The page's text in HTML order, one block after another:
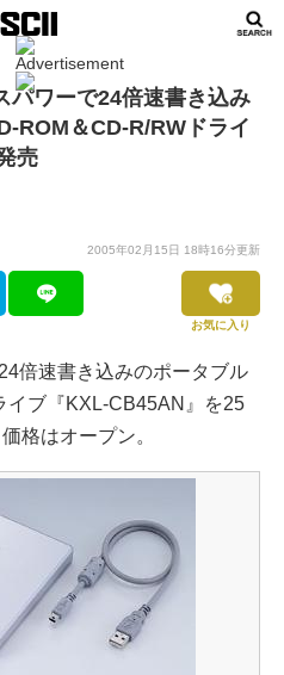
パワーで24倍速書き込み
ROM＆CD-R/RWドライ
売
2005年02月15日 18時16分更新
お気に入り
倍速書き込みのポータブル
イブ『KXL-CB45AN』を25
格はオープン。